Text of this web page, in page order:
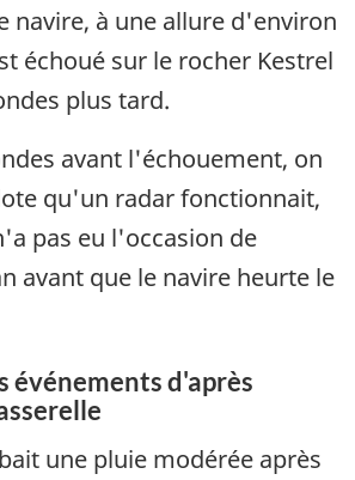
navire, à une allure d'environ
échoué sur le rocher Kestrel
plus tard.
avant l'échouement, on
qu'un radar fonctionnait,
pas eu l'occasion de
avant que le navire heurte le
événements d'après
une pluie modérée après